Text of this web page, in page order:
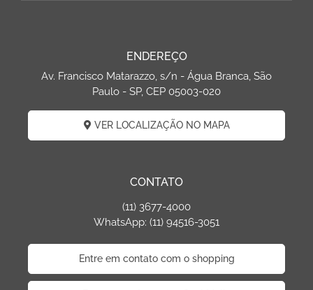
ENDEREÇO
Av. Francisco Matarazzo, s/n - Água Branca, São
Paulo - SP, CEP 05003-020
VER LOCALIZAÇÃO NO MAPA
CONTATO
(11) 3677-4000
WhatsApp: (11) 94516-3051
Entre em contato com o shopping